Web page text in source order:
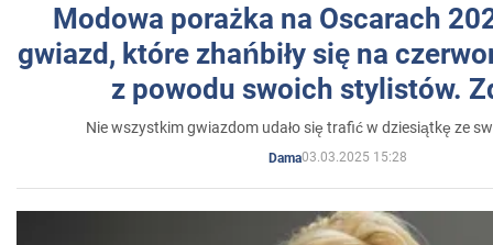
Modowa porażka na Oscarach
gwiazd, które zhańbiły się na
z powodu swoich stylistów.
Nie wszystkim gwiazdom udało się trafić w dziesiątkę ze
Dama03.03.2025 15:28